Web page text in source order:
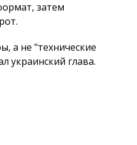
затем
а не "технические
украинский глава.